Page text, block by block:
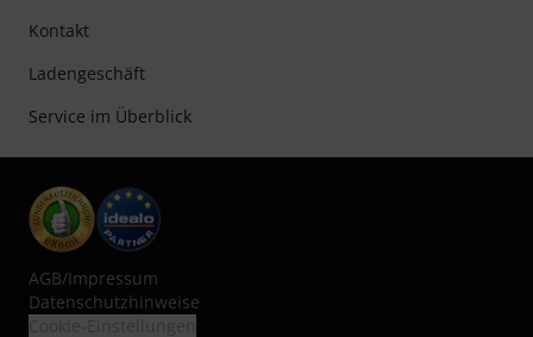
Kontakt
Ladengeschäft
Service im Überblick
AGB/Impressum
Datenschutzhinweise